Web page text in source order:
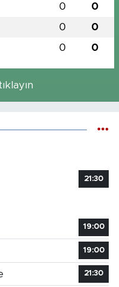
0 0
0 0
0 0
21:30
19:00
19:00
21:30